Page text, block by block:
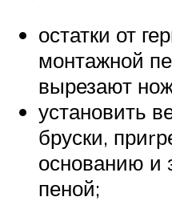
остатки от
монтажной
вырезают
установить
бруски,
основанию и
пеной;